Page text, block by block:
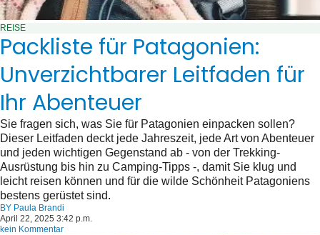
REISE
Packliste für Patagonien:
Unverzichtbarer Leitfaden für
Ihr Abenteuer
Sie fragen sich, was Sie für Patagonien einpacken sollen?
Dieser Leitfaden deckt jede Jahreszeit, jede Art von Abenteuer
und jeden wichtigen Gegenstand ab - von der Trekking-
Ausrüstung bis hin zu Camping-Tipps -, damit Sie klug und
leicht reisen können und für die wilde Schönheit Patagoniens
bestens gerüstet sind.
BY Paula Brandi
April 22, 2025 3:42 p.m.
kein Kommentar